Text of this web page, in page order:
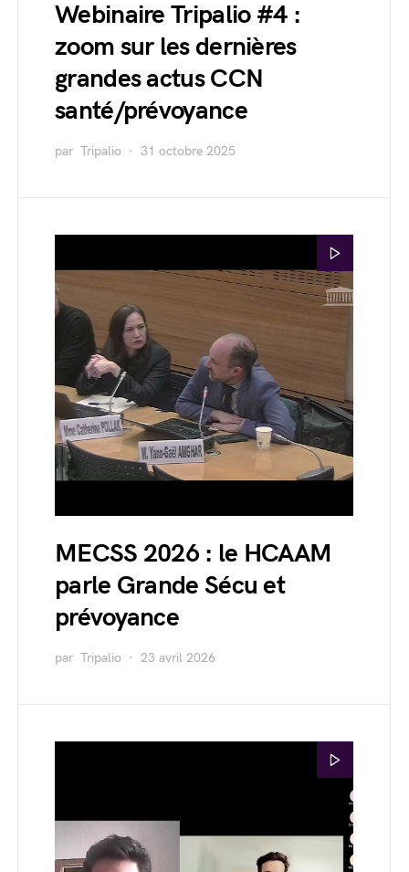
Webinaire Tripalio #4 :
zoom sur les dernières
grandes actus CCN
santé/prévoyance
par Tripalio 31 octobre 2025
MECSS 2026 : le HCAAM
parle Grande Sécu et
prévoyance
par Tripalio 23 avril 2026